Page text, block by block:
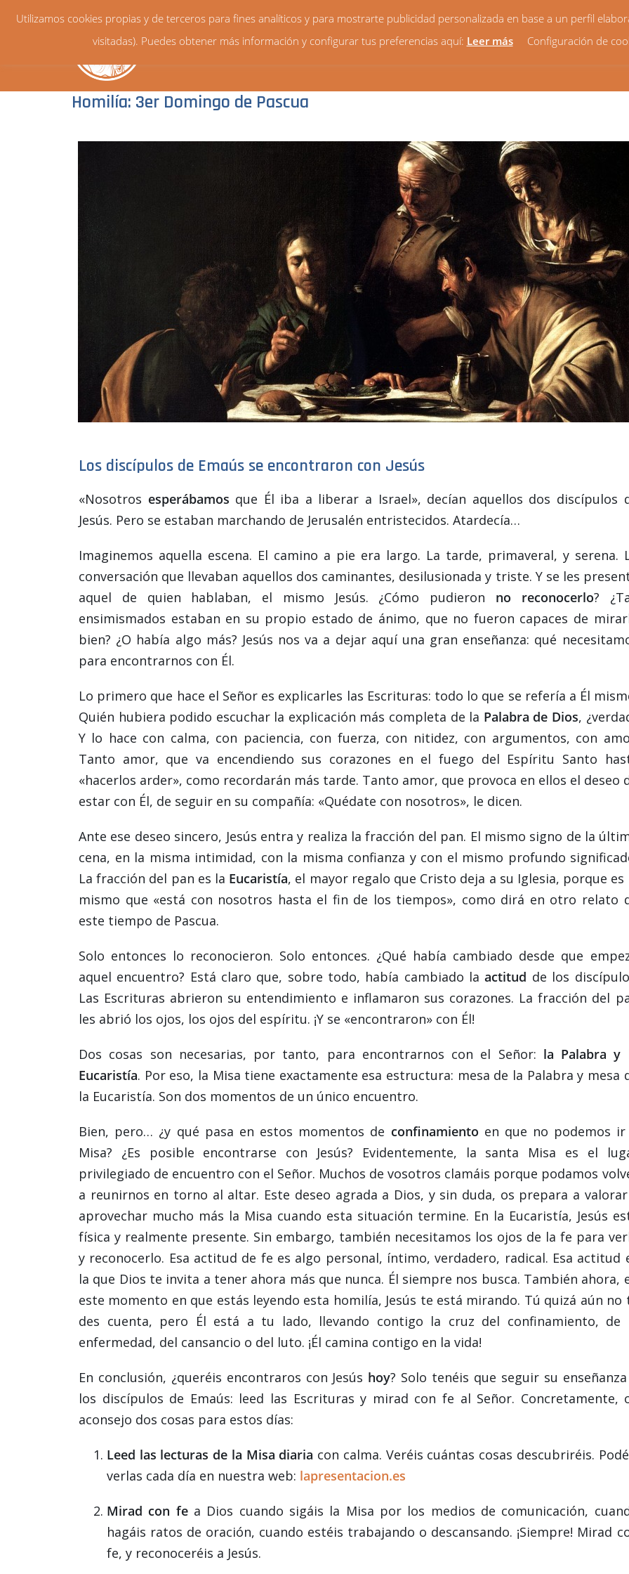
HORARIOS VIDA PARROQUIAL NOTICIAS
Homilía: 3er Domingo de Pascua
Los discípulos de Emaús se encontraron con Jesús
«Nosotros esperábamos que Él iba a liberar a Israel», decían aquellos dos discípulos
Jesús. Pero se estaban marchando de Jerusalén entristecidos. Atardecía…
Imaginemos aquella escena. El camino a pie era largo. La tarde, primaveral, y serena.
conversación que llevaban aquellos dos caminantes, desilusionada y triste. Y se les
aquel de quien hablaban, el mismo Jesús. ¿Cómo pudieron no reconocerlo?
ensimismados estaban en su propio estado de ánimo, que no fueron capaces de
bien? ¿O había algo más? Jesús nos va a dejar aquí una gran enseñanza: qué
para encontrarnos con Él.
Lo primero que hace el Señor es explicarles las Escrituras: todo lo que se refería a Él
Quién hubiera podido escuchar la explicación más completa de la Palabra de Dios,
Y lo hace con calma, con paciencia, con fuerza, con nitidez, con argumentos, con
Tanto amor, que va encendiendo sus corazones en el fuego del Espíritu Santo
«hacerlos arder», como recordarán más tarde. Tanto amor, que provoca en ellos el deseo
estar con Él, de seguir en su compañía: «Quédate con nosotros», le dicen.
Ante ese deseo sincero, Jesús entra y realiza la fracción del pan. El mismo signo de la
cena, en la misma intimidad, con la misma confianza y con el mismo profundo
La fracción del pan es la Eucaristía, el mayor regalo que Cristo deja a su Iglesia, porque es
mismo que «está con nosotros hasta el fin de los tiempos», como dirá en otro relato
este tiempo de Pascua.
Solo entonces lo reconocieron. Solo entonces. ¿Qué había cambiado desde que
aquel encuentro? Está claro que, sobre todo, había cambiado laactitud de los
Las Escrituras abrieron su entendimiento e inflamaron sus corazones. La fracción del
les abrió los ojos, los ojos del espíritu. ¡Y se «encontraron» con Él!
Dos cosas son necesarias, por tanto, para encontrarnos con el Señor: la Palabra y
Eucaristía. Por eso, la Misa tiene exactamente esa estructura: mesa de la Palabra y mesa
la Eucaristía. Son dos momentos de un único encuentro.
Bien, pero… ¿y qué pasa en estos momentos de confinamiento en que no podemos ir
Misa? ¿Es posible encontrarse con Jesús? Evidentemente, la santa Misa es el
privilegiado de encuentro con el Señor. Muchos de vosotros clamáis porque podamos
a reunirnos en torno al altar. Este deseo agrada a Dios, y sin duda, os prepara a
aprovechar mucho más la Misa cuando esta situación termine. En la Eucaristía, Jesús
física y realmente presente. Sin embargo, también necesitamos los ojos de la fe para
y reconocerlo. Esa actitud de fe es algo personal, íntimo, verdadero, radical. Esa actitud
la que Dios te invita a tener ahora más que nunca. Él siempre nos busca. También ahora,
este momento en que estás leyendo esta homilía, Jesús te está mirando. Tú quizá aún no
des cuenta, pero Él está a tu lado, llevando contigo la cruz del confinamiento, de
enfermedad, del cansancio o del luto. ¡Él camina contigo en la vida!
En conclusión, ¿queréis encontraros con Jesús hoy? Solo tenéis que seguir su
los discípulos de Emaús: leed las Escrituras y mirad con fe al Señor. Concretamente,
aconsejo dos cosas para estos días:
Leed las lecturas de la Misa diaria con calma. Veréis cuántas cosas descubriréis.
verlas cada día en nuestra web: lapresentacion.es
Mirad con fea Dios cuando sigáis la Misa por los medios de comunicación,
hagáis ratos de oración, cuando estéis trabajando o descansando. ¡Siempre! Mirad
fe, y reconoceréis a Jesús.
Utilizamos cookies propias y de terceros para fines analíticos y para mostrarte publicidad personalizada en base a un perfil
visitadas). Puedes obtener más información y configurar tus preferencias aquí: Leer más Configuración de